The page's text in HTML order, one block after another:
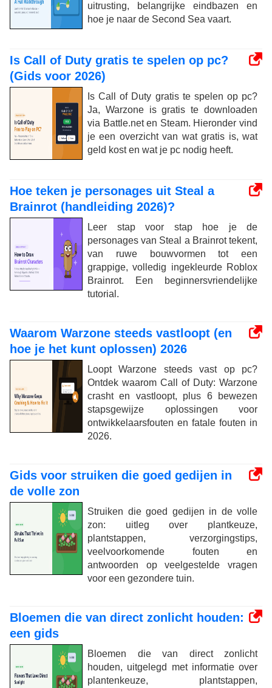
uitrusting, belangrijke eindbazen en
hoe je naar de Second Sea vaart.
Is Call of Duty gratis te spelen op pc?
(Gids voor 2026)
Is Call of Duty gratis te spelen op pc?
Ja, Warzone is gratis te downloaden
via Battle.net en Steam. Hieronder vind
je een overzicht van wat gratis is, wat
geld kost en wat je pc nodig heeft.
Hoe teken je personages uit Steal a
Brainrot (handleiding 2026)?
Leer stap voor stap hoe je de
personages van Steal a Brainrot tekent,
van ruwe bouwvormen tot een
grappige, volledig ingekleurde Roblox
Brainrot. Een beginnersvriendelijke
tutorial.
Waarom Warzone steeds vastloopt (en
hoe je het kunt oplossen) 2026
Loopt Warzone steeds vast op pc?
Ontdek waarom Call of Duty: Warzone
crasht en vastloopt, plus 6 bewezen
stapsgewijze oplossingen voor
ontwikkelaarsfouten en fatale fouten in
2026.
Gids voor struiken die goed gedijen in
de volle zon
Struiken die goed gedijen in de volle
zon: uitleg over plantkeuze,
plantstappen, verzorgingstips,
veelvoorkomende fouten en
antwoorden op veelgestelde vragen
voor een gezondere tuin.
Bloemen die van direct zonlicht houden:
een gids
Bloemen die van direct zonlicht
houden, uitgelegd met informatie over
plantenkeuze, plantstappen,